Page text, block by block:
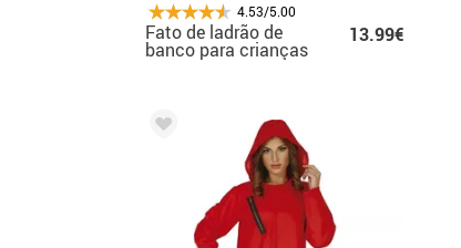
4.53/5.00
Fato de ladrão de
banco para crianças
e adolescentes
13.99€